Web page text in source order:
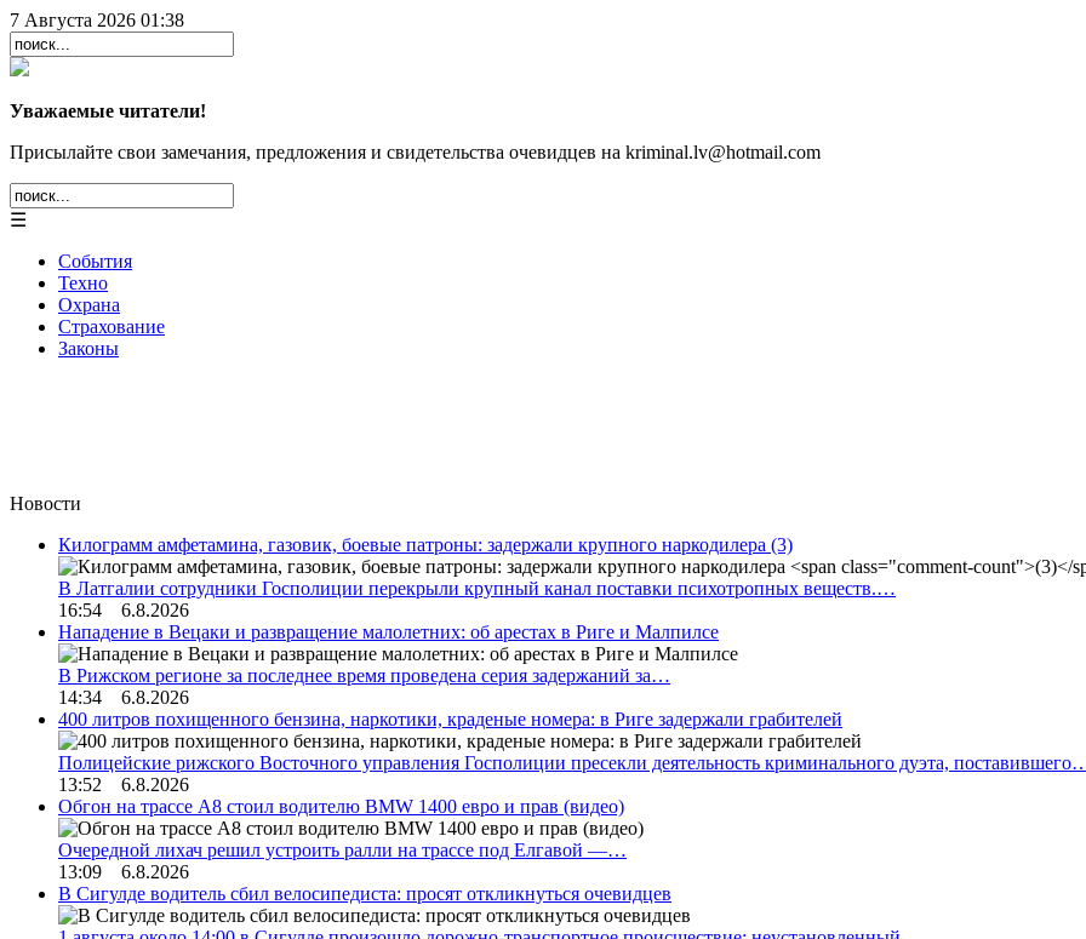
7 Августа 2026 01:38
Уважаемые читатели!
Присылайте свои замечания, предложения и свидетельства очевидцев на kriminal.lv@hotmail.com
☰
События
Техно
Охрана
Страхование
Законы
Новости
Килограмм амфетамина, газовик, боевые патроны: задержали крупного наркодилера (3)
В Латгалии сотрудники Госполиции перекрыли крупный канал поставки психотропных веществ.…
16:54 6.8.2026
Нападение в Вецаки и развращение малолетних: об арестах в Риге и Малпилсе
В Рижском регионе за последнее время проведена серия задержаний за…
14:34 6.8.2026
400 литров похищенного бензина, наркотики, краденые номера: в Риге задержали грабителей
Полицейские рижского Восточного управления Госполиции пресекли деятельность криминального дуэта,
13:52 6.8.2026
Обгон на трассе А8 стоил водителю BMW 1400 евро и прав (видео)
Очередной лихач решил устроить ралли на трассе под Елгавой —…
13:09 6.8.2026
В Сигулде водитель сбил велосипедиста: просят откликнуться очевидцев